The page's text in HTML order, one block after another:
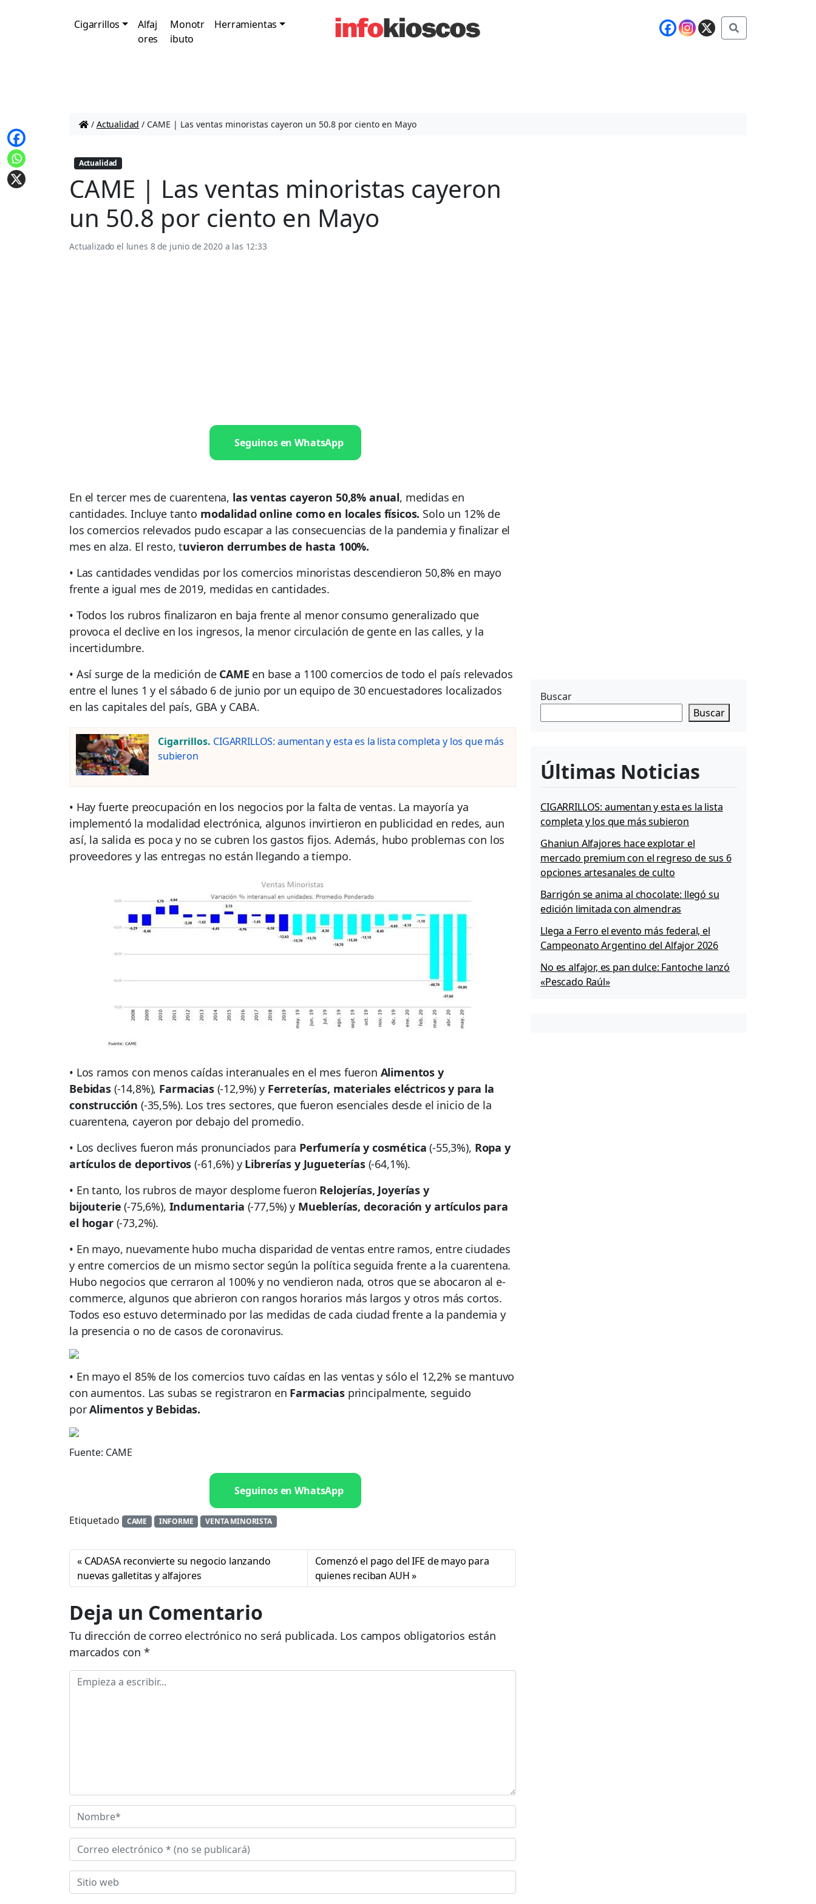
Cigarrillos
Alfaj
ores
Monotr
ibuto
Herramientas
/ Actualidad / CAME | Las ventas minoristas cayeron un 50.8 por ciento en Mayo
Actualidad
CAME | Las ventas minoristas cayeron
un 50.8 por ciento en Mayo
Actualizado el lunes 8 de junio de 2020 a las 12:33
Seguinos en WhatsApp
En el tercer mes de cuarentena, las ventas cayeron 50,8% anual, medidas en
cantidades. Incluye tanto modalidad online como en locales físicos. Solo un 12% de
los comercios relevados pudo escapar a las consecuencias de la pandemia y finalizar el
mes en alza. El resto, tuvieron derrumbes de hasta 100%.
• Las cantidades vendidas por los comercios minoristas descendieron 50,8% en mayo
frente a igual mes de 2019, medidas en cantidades.
• Todos los rubros finalizaron en baja frente al menor consumo generalizado que
provoca el declive en los ingresos, la menor circulación de gente en las calles, y la
incertidumbre.
• Así surge de la medición de CAME en base a 1100 comercios de todo el país relevados
entre el lunes 1 y el sábado 6 de junio por un equipo de 30 encuestadores localizados
en las capitales del país, GBA y CABA.
Cigarrillos. CIGARRILLOS: aumentan y esta es la lista completa y los que más
subieron
• Hay fuerte preocupación en los negocios por la falta de ventas. La mayoría ya
implementó la modalidad electrónica, algunos invirtieron en publicidad en redes, aun
así, la salida es poca y no se cubren los gastos fijos. Además, hubo problemas con los
proveedores y las entregas no están llegando a tiempo.
• Los ramos con menos caídas interanuales en el mes fueron Alimentos y
Bebidas(-14,8%), Farmacias(-12,9%) y Ferreterías, materiales eléctricos y para la
construcción (-35,5%). Los tres sectores, que fueron esenciales desde el inicio de la
cuarentena, cayeron por debajo del promedio.
• Los declives fueron más pronunciados para Perfumería y cosmética(-55,3%), Ropa y
artículos de deportivos (-61,6%) y Librerías y Jugueterías(-64,1%).
• En tanto, los rubros de mayor desplome fueron Relojerías, Joyerías y
bijouterie(-75,6%), Indumentaria (-77,5%) y Mueblerías, decoración y artículos para
el hogar (-73,2%).
• En mayo, nuevamente hubo mucha disparidad de ventas entre ramos, entre ciudades
y entre comercios de un mismo sector según la política seguida frente a la cuarentena.
Hubo negocios que cerraron al 100% y no vendieron nada, otros que se abocaron al e-
commerce, algunos que abrieron con rangos horarios más largos y otros más cortos.
Todos eso estuvo determinado por las medidas de cada ciudad frente a la pandemia y
la presencia o no de casos de coronavirus.
• En mayo el 85% de los comercios tuvo caídas en las ventas y sólo el 12,2% se mantuvo
con aumentos. Las subas se registraron en Farmaciasprincipalmente, seguido
porAlimentos y Bebidas.
Fuente: CAME
Seguinos en WhatsApp
Etiquetado CAME INFORME VENTA MINORISTA
CADASA reconvierte su negocio lanzando
nuevas galletitas y alfajores
Comenzó el pago del IFE de mayo para
quienes reciban AUH
Deja un Comentario
Tu dirección de correo electrónico no será publicada. Los campos obligatorios están
marcados con *
Buscar
Buscar
Últimas Noticias
CIGARRILLOS: aumentan y esta es la lista
completa y los que más subieron
Ghaniun Alfajores hace explotar el
mercado premium con el regreso de sus 6
opciones artesanales de culto
Barrigón se anima al chocolate: llegó su
edición limitada con almendras
Llega a Ferro el evento más federal, el
Campeonato Argentino del Alfajor 2026
No es alfajor, es pan dulce: Fantoche lanzó
«Pescado Raúl»